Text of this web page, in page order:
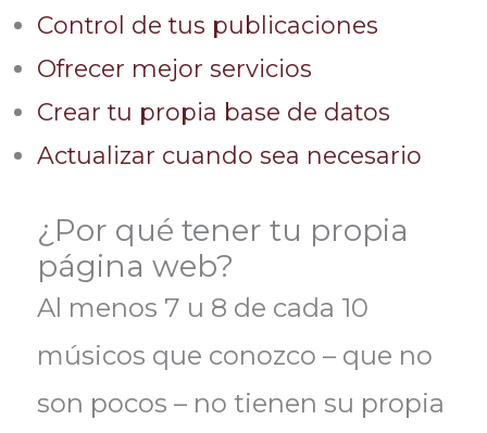
Control de tus publicaciones
Ofrecer mejor servicios
Crear tu propia base de datos
Actualizar cuando sea necesario
¿Por qué tener tu propia
página web?
Al menos 7 u 8 de cada 10
músicos que conozco – que no
son pocos – no tienen su propia